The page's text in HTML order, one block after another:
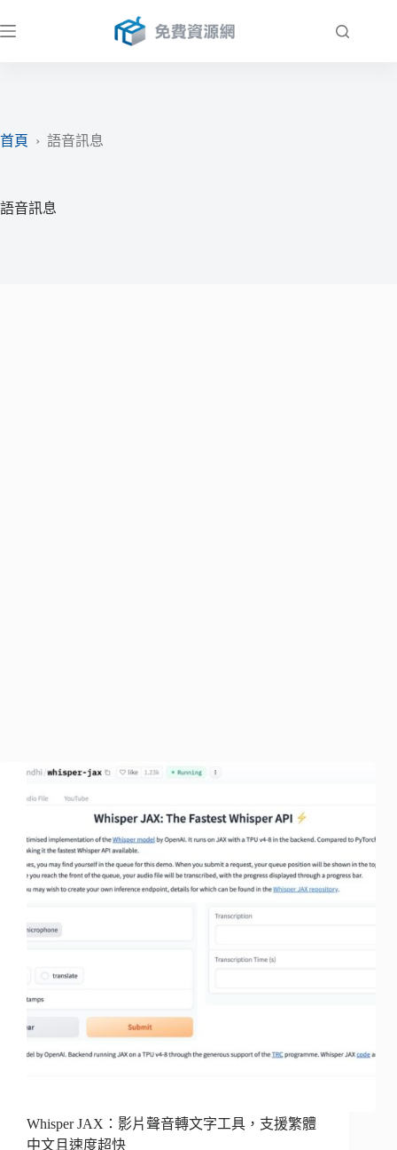
至
首頁
› 語音訊息
語音訊息
Whisper JAX：影片聲音轉文字工具，支援繁體
中文且速度超快